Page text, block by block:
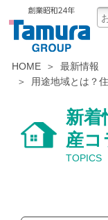
HOME
最新情報
用途地域とは？
新着
産コ
TOPICS